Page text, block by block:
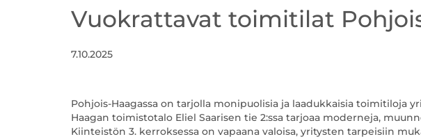
Vuokrattavat toimitilat
7.10.2025
Pohjois-Haagassa on tarjolla monipuolisia ja laadukkaisia toimitiloja
Haagan toimistotalo Eliel Saarisen tie 2:ssa tarjoaa moderneja,
Kiinteistön 3. kerroksessa on vapaana valoisa, yritysten tarpeisiin